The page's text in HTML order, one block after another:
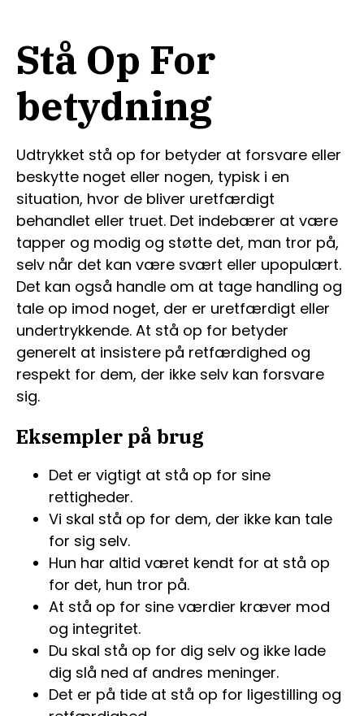
Stå Op For
betydning
Udtrykket stå op for betyder at forsvare eller
beskytte noget eller nogen, typisk i en
situation, hvor de bliver uretfærdigt
behandlet eller truet. Det indebærer at være
tapper og modig og støtte det, man tror på,
selv når det kan være svært eller upopulært.
Det kan også handle om at tage handling og
tale op imod noget, der er uretfærdigt eller
undertrykkende. At stå op for betyder
generelt at insistere på retfærdighed og
respekt for dem, der ikke selv kan forsvare
sig.
Eksempler på brug
Det er vigtigt at stå op for sine
rettigheder.
Vi skal stå op for dem, der ikke kan tale
for sig selv.
Hun har altid været kendt for at stå op
for det, hun tror på.
At stå op for sine værdier kræver mod
og integritet.
Du skal stå op for dig selv og ikke lade
dig slå ned af andres meninger.
Det er på tide at stå op for ligestilling og